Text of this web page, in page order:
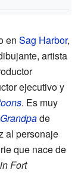
en Sag Harbor,
artista
ejecutivo y
. Es muy
de
al personaje
que nace de
Fort